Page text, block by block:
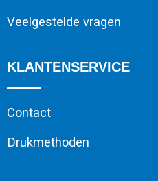
Veelgestelde vragen
KLANTENSERVICE
Contact
Drukmethoden